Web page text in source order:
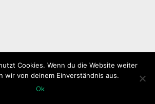
Cookies. Wenn du die Website weiter
wir von deinem Einverständnis aus.
Ok